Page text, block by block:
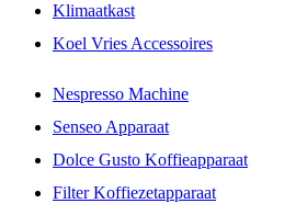
Klimaatkast
Koel Vries Accessoires
Nespresso Machine
Senseo Apparaat
Dolce Gusto Koffieapparaat
Filter Koffiezetapparaat